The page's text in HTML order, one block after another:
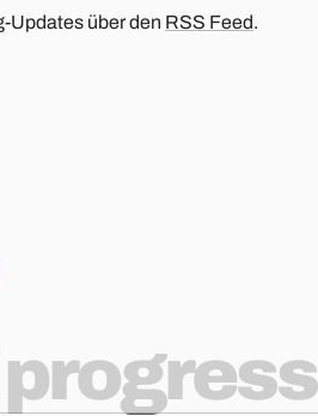
Updates über den RSS Feed.